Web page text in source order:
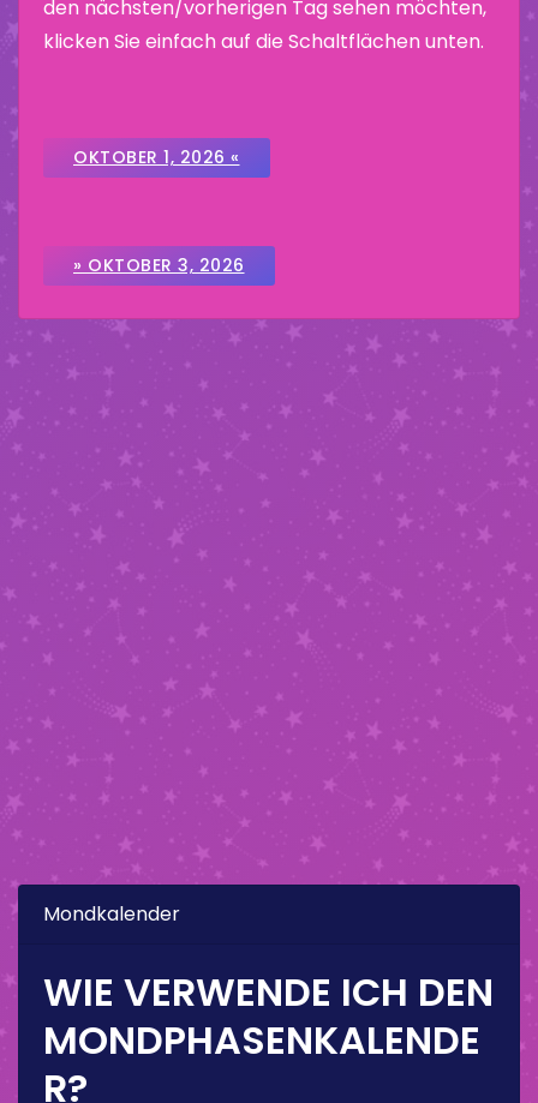
den nächsten/vorherigen Tag sehen möchten,
klicken Sie einfach auf die Schaltflächen unten.
OKTOBER 1, 2026 «
» OKTOBER 3, 2026
Mondkalender
WIE VERWENDE ICH DEN
MONDPHASENKALENDE
R?